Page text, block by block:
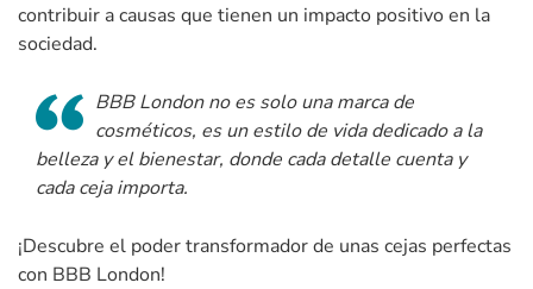
contribuir a causas que tienen un impacto positivo en la
sociedad.
BBB London no es solo una marca de
cosméticos, es un estilo de vida dedicado a la
belleza y el bienestar, donde cada detalle cuenta y
cada ceja importa.
¡Descubre el poder transformador de unas cejas perfectas
con BBB London!